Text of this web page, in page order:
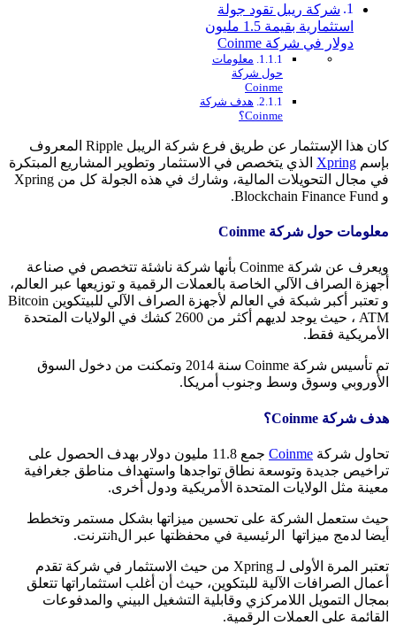
شركة ريبل تقود جولة
استثمارية بقيمة 1.5 مليون
دولار في شركة Coinme
معلومات
حول شركة
Coinme
هدف شركة
Coinme؟
كان هذا الإستثمار عن طريق فرع شركة الريبل Ripple المعروف
بإسم Xpring الذي يتخصص في الاستثمار وتطوير المشاريع المبتكرة
في مجال التحويلات المالية، وشارك في هذه الجولة كل من Xpring
و Blockchain Finance Fund.
معلومات حول شركة Coinme
ويعرف عن شركة Coinme بأنها شركة ناشئة تتخصص في صناعة
أجهزة الصراف الآلي الخاصة بالعملات الرقمية و توزيعها عبر العالم،
و تعتبر أكبر شبكة في العالم لأجهزة الصراف الآلي للبيتكوين Bitcoin
ATM ، حيث يوجد لديهم أكثر من 2600 كشك في الولايات المتحدة
الأمريكية فقط.
تم تأسيس شركة Coinme سنة 2014 وتمكنت من دخول السوق
الأوروبي وسوق وسط وجنوب أمريكا.
هدف شركة Coinme؟
تحاول شركة Coinme
جمع 11.8 مليون دولار بهدف الحصول على
تراخيص جديدة وتوسعة نطاق تواجدها واستهداف مناطق جغرافية
معينة مثل الولايات المتحدة الأمريكية ودول أخرى.
حيث ستعمل الشركة على تحسين ميزاتها بشكل مستمر وتخطط
أيضا لدمج ميزاتها الرئيسية في محفظتها عبر الhنترنت.
تعتبر المرة الأولى لـ Xpring من حيث الاستثمار في شركة تقدم
أعمال الصرافات الآلية للبتكوين، حيث أن أغلب استثماراتها تتعلق
بمجال التمويل اللامركزي وقابلية التشغيل البيني والمدفوعات
القائمة على العملات الرقمية.